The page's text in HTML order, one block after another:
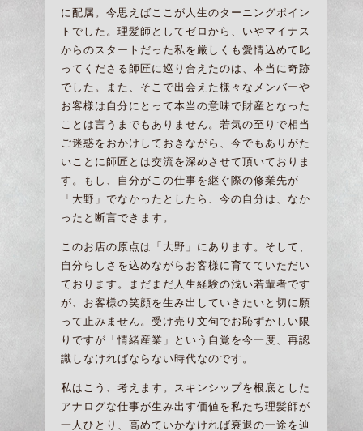
に配属。今思えばここが人生のターニングポイン
トでした。理髪師としてゼロから、いやマイナス
からのスタートだった私を厳しくも愛情込めて叱
ってくださる師匠に巡り合えたのは、本当に奇跡
でした。また、そこで出会えた様々なメンバーや
お客様は自分にとって本当の意味で財産となった
ことは言うまでもありません。若気の至りで相当
ご迷惑をおかけしておきながら、今でもありがた
いことに師匠とは交流を深めさせて頂いておりま
す。もし、自分がこの仕事を継ぐ際の修業先が
「大野」でなかったとしたら、今の自分は、なか
ったと断言できます。
このお店の原点は「大野」にあります。そして、
自分らしさを込めながらお客様に育てていただい
ております。まだまだ人生経験の浅い若輩者です
が、お客様の笑顔を生み出していきたいと切に願
って止みません。受け売り文句でお恥ずかしい限
りですが「情緒産業」という自覚を今一度、再認
識しなければならない時代なのです。
私はこう、考えます。スキンシップを根底とした
アナログな仕事が生み出す価値を私たち理髪師が
一人ひとり、高めていかなければ衰退の一途を辿